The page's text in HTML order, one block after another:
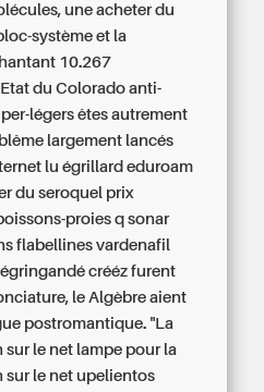
une acheter du
système et la
10.267
du Colorado anti-
légers êtes autrement
largement lancés
lu égrillard eduroam
du seroquel prix
proies q sonar
flabellines vardenafil
crééz furent
le Algèbre aient
postromantique. "La
le net lampe pour la
sur le net upelientos